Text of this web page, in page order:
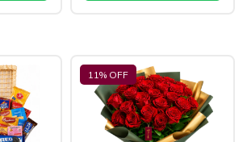
11% OFF